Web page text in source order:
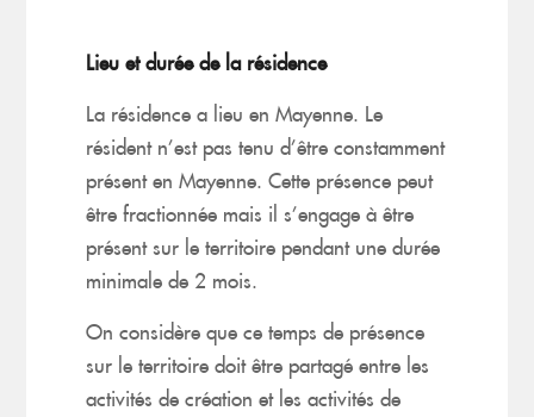
Lieu et durée de la résidence
La résidence a lieu en Mayenne. Le
résident n’est pas tenu d’être constamment
présent en Mayenne. Cette présence peut
être fractionnée mais il s’engage à être
présent sur le territoire pendant une durée
minimale de 2 mois.
On considère que ce temps de présence
sur le territoire doit être partagé entre les
activités de création et les activités de